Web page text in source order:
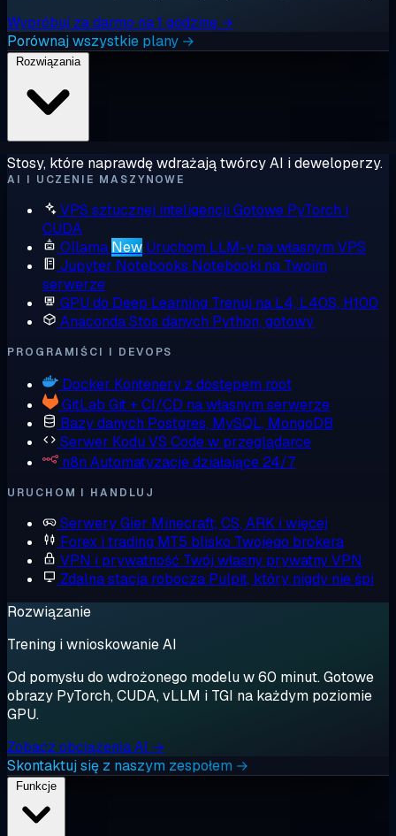
Wypróbuj za darmo na 1 godzinę →
Porównaj wszystkie plany →
Rozwiązania
Stosy, które naprawdę wdrażają twórcy AI i deweloperzy.
AI I UCZENIE MASZYNOWE
VPS sztucznej inteligencji Gotowe PyTorch i
CUDA
Ollama New Uruchom LLM-y na własnym VPS
Jupyter Notebooks Notebooki na Twoim
serwerze
GPU do Deep Learning Trenuj na L4, L40S, H100
AnacondaStos danych Python, gotowy
PROGRAMIŚCI I DEVOPS
Docker Kontenery z dostępem root
GitLab Git + CI/CD na własnym serwerze
Bazy danych Postgres, MySQL, MongoDB
Serwer Kodu VS Code w przeglądarce
n8n Automatyzacje działające 24/7
URUCHOM I HANDLUJ
Serwery Gier Minecraft, CS, ARK i więcej
Forex i trading MT5 blisko Twojego brokera
VPN i prywatność Twój własny prywatny VPN
Zdalna stacja robocza Pulpit, który nigdy nie śpi
Rozwiązanie
Trening i wnioskowanie AI
Od pomysłu do wdrożonego modelu w 60 minut. Gotowe
obrazy PyTorch, CUDA, vLLM i TGI na każdym poziomie
GPU.
Zobacz obciążenia AI →
Skontaktuj się z naszym zespołem →